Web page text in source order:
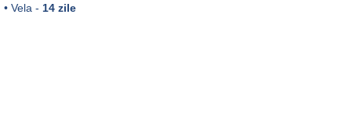
• Vela - 14 zile